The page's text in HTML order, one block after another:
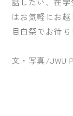
はお気軽にお越
目白祭でお待ち
文・写真/JWU